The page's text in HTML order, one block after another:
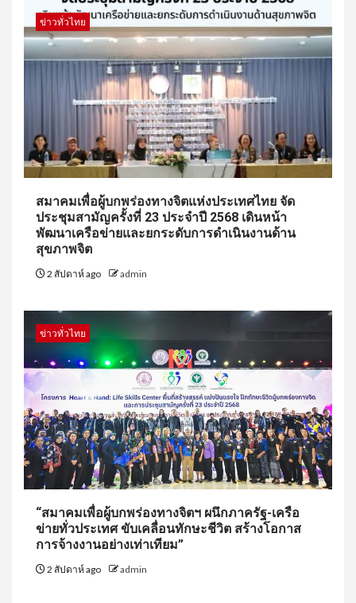
ข่าวทั่วไทย
สมาคมเพื่อผู้บกพร่องทางจิตแห่งประเทศไทย จัด
ประชุมสามัญครั้งที่ 23 ประจำปี 2568 เดินหน้า
พัฒนาเครือข่ายและยกระดับการดำเนินงานด้าน
สุขภาพจิต
2 สัปดาห์ ago admin
ข่าวทั่วไทย
“สมาคมเพื่อผู้บกพร่องทางจิตฯ ผนึกภาครัฐ-เครือ
ข่ายทั่วประเทศ ขับเคลื่อนทักษะชีวิต สร้างโอกาส
การจ้างงานอย่างเท่าเทียม”
2 สัปดาห์ ago admin